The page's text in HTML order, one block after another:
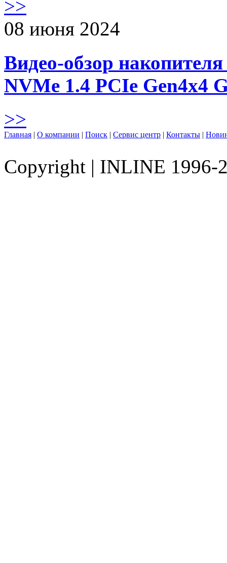
>>
08 июня 2024
Видео-обзор
NVMe 1.4 PCIe Gen4х4
>>
Главная | О компании | Поиск | Сервис центр | Контакты |
Copyright | INLINE 1996-